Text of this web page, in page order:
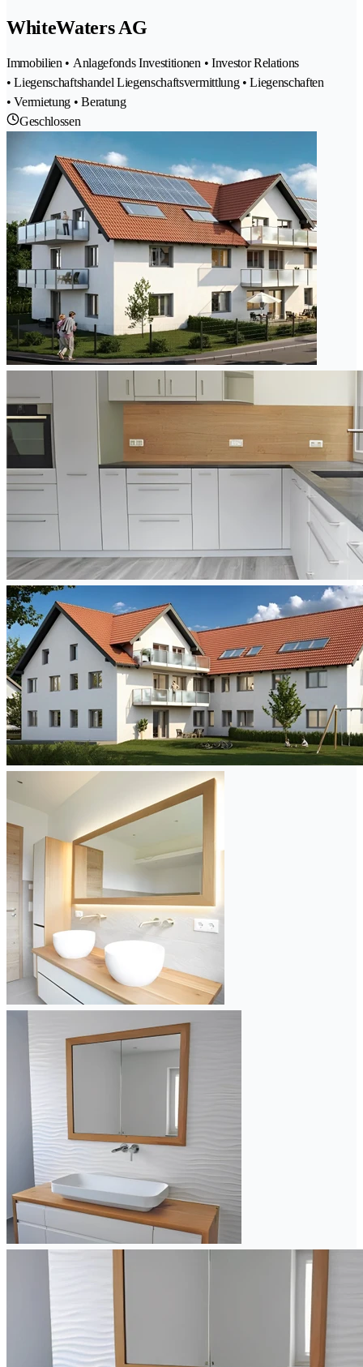
WhiteWaters AG
Immobilien • Anlagefonds Investitionen • Investor Relations
• Liegenschaftshandel Liegenschaftsvermittlung • Liegenschaften
• Vermietung • Beratung
Geschlossen